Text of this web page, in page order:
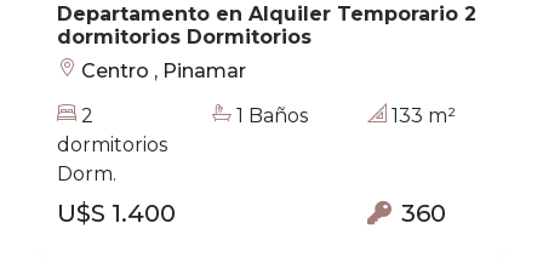
Departamento en Alquiler Temporario 2
dormitorios Dormitorios
Centro , Pinamar
2
dormitorios
Dorm.
1 Baños 133 m²
U$S 1.400 360